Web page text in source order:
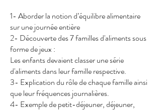
1- Aborder la notion d’équilibre alimentaire
sur une journée entière
2- Découverte des 7 familles d'aliments sous
forme de jeux :
Les enfants devaient classer une série
d'aliments dans leur famille respective.
3- Explication du rôle de chaque famille ainsi
que leur fréquences journalières.
4- Exemple de petit-déjeuner, déjeuner,